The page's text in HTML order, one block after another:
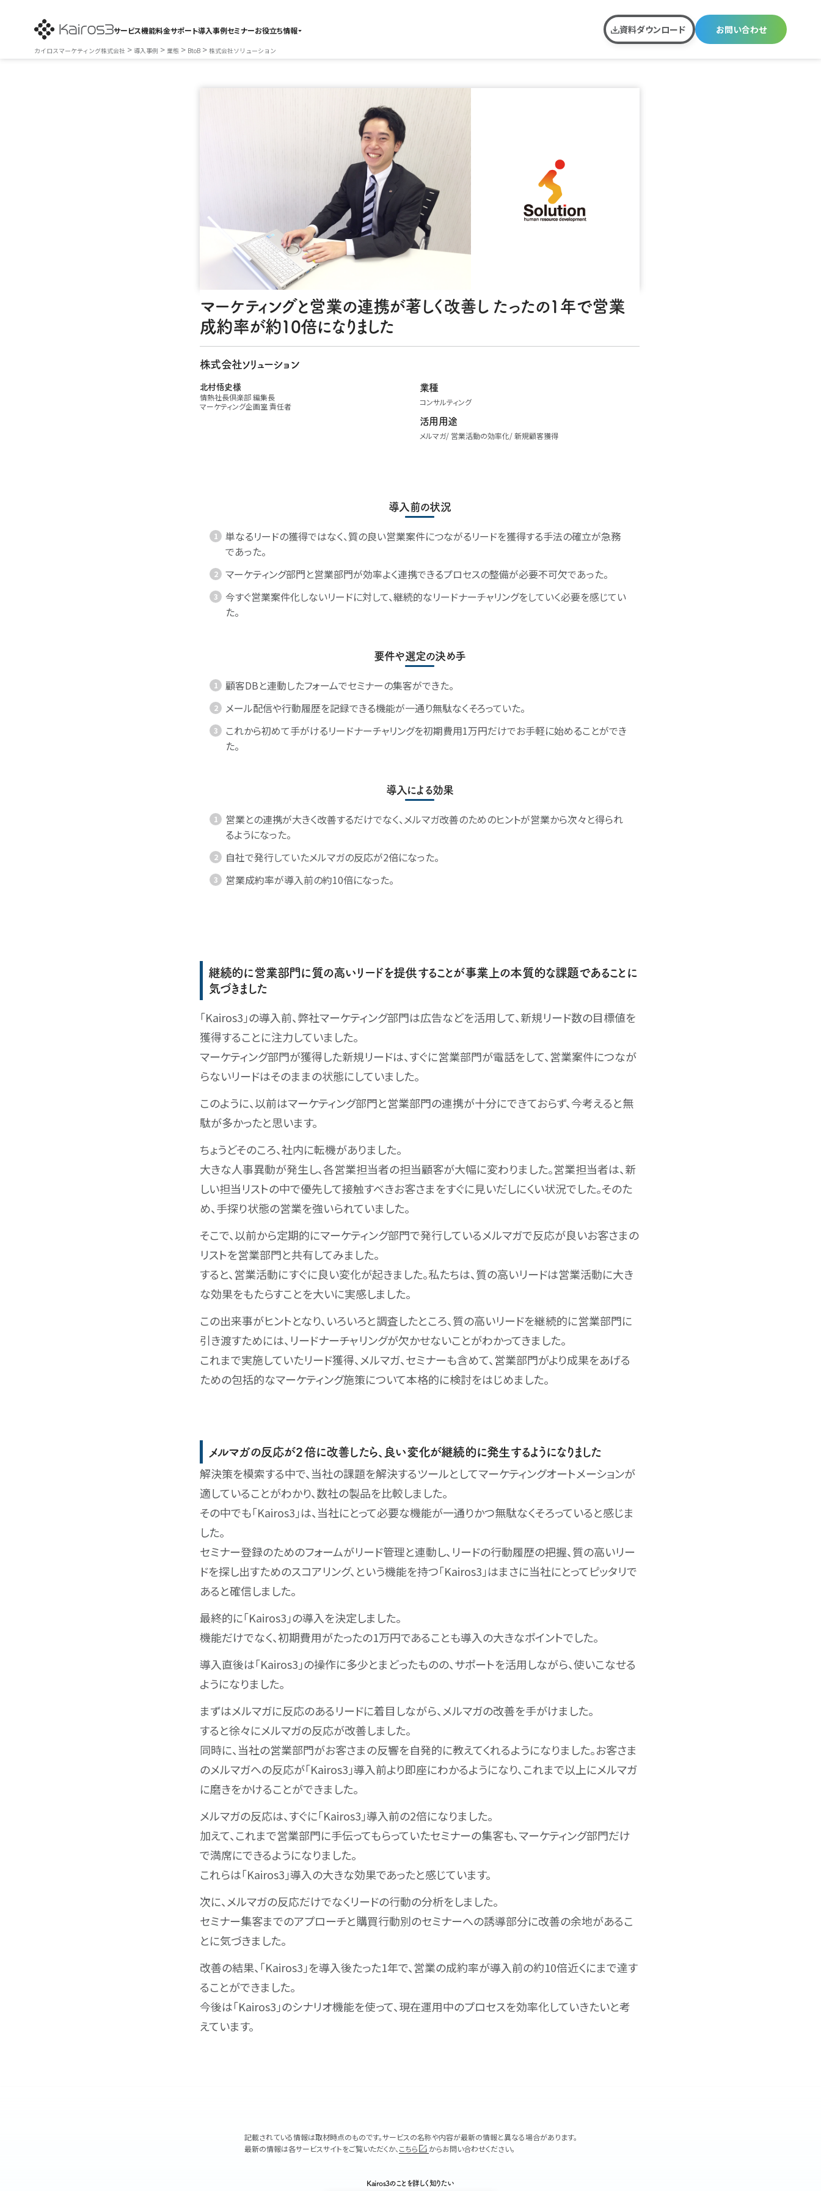
サービス機能料金サポート導入事例セミナーお役立ち情報 資料ダウンロード お問い合わせ
カイロスマーケティング株式会社 > 導入事例 > 業態 > BtoB > 株式会社ソリューション
マーケティングと営業の連携が著しく改善し たったの1年で営業
成約率が約10倍になりました
株式会社ソリューション
北村悟史様
情熱社長倶楽部 編集長
マーケティング企画室 責任者
業種
コンサルティング
活用用途
メルマガ 営業活動の効率化 新規顧客獲得
導入前の状況
単なるリードの獲得ではなく、質の良い営業案件につながるリードを獲得する手法の確立が急務
であった。
マーケティング部門と営業部門が効率よく連携できるプロセスの整備が必要不可欠であった。
今すぐ営業案件化しないリードに対して、継続的なリードナーチャリングをしていく必要を感じてい
た。
要件や選定の決め手
顧客DBと連動したフォームでセミナーの集客ができた。
メール配信や行動履歴を記録できる機能が一通り無駄なくそろっていた。
これから初めて手がけるリードナーチャリングを初期費用1万円だけでお手軽に始めることができ
た。
導入による効果
営業との連携が大きく改善するだけでなく、メルマガ改善のためのヒントが営業から次々と得られ
るようになった。
自社で発行していたメルマガの反応が2倍になった。
営業成約率が導入前の約10倍になった。
継続的に営業部門に質の高いリードを提供することが事業上の本質的な課題であることに
気づきました
｢Kairos3｣の導入前、弊社マーケティング部門は広告などを活用して、新規リード数の目標値を
獲得することに注力していました。
マーケティング部門が獲得した新規リードは、すぐに営業部門が電話をして、営業案件につなが
らないリードはそのままの状態にしていました。
このように、以前はマーケティング部門と営業部門の連携が十分にできておらず、今考えると無
駄が多かったと思います。
ちょうどそのころ、社内に転機がありました。
大きな人事異動が発生し、各営業担当者の担当顧客が大幅に変わりました。営業担当者は、新
しい担当リストの中で優先して接触すべきお客さまをすぐに見いだしにくい状況でした。そのた
め、手探り状態の営業を強いられていました。
そこで、以前から定期的にマーケティング部門で発行しているメルマガで反応が良いお客さまの
リストを営業部門と共有してみました。
すると、営業活動にすぐに良い変化が起きました。私たちは、質の高いリードは営業活動に大き
な効果をもたらすことを大いに実感しました。
この出来事がヒントとなり、いろいろと調査したところ、質の高いリードを継続的に営業部門に
引き渡すためには、リードナーチャリングが欠かせないことがわかってきました。
これまで実施していたリード獲得、メルマガ、セミナーも含めて、営業部門がより成果をあげる
ための包括的なマーケティング施策について本格的に検討をはじめました。
メルマガの反応が２倍に改善したら、良い変化が継続的に発生するようになりました
解決策を模索する中で、当社の課題を解決するツールとしてマーケティングオートメーションが
適していることがわかり、数社の製品を比較しました。
その中でも｢Kairos3｣は、当社にとって必要な機能が一通りかつ無駄なくそろっていると感じま
した。
セミナー登録のためのフォームがリード管理と連動し、リードの行動履歴の把握、質の高いリー
ドを探し出すためのスコアリング、という機能を持つ｢Kairos3｣はまさに当社にとってピッタリで
あると確信しました。
最終的に｢Kairos3｣の導入を決定しました。
機能だけでなく、初期費用がたったの1万円であることも導入の大きなポイントでした。
導入直後は｢Kairos3｣の操作に多少とまどったものの、サポートを活用しながら、使いこなせる
ようになりました。
まずはメルマガに反応のあるリードに着目しながら、メルマガの改善を手がけました。
すると徐々にメルマガの反応が改善しました。
同時に、当社の営業部門がお客さまの反響を自発的に教えてくれるようになりました。お客さま
のメルマガへの反応が｢Kairos3｣導入前より即座にわかるようになり、これまで以上にメルマガ
に磨きをかけることができました。
メルマガの反応は、すぐに｢Kairos3｣導入前の2倍になりました。
加えて、これまで営業部門に手伝ってもらっていたセミナーの集客も、マーケティング部門だけ
で満席にできるようになりました。
これらは｢Kairos3｣導入の大きな効果であったと感じています。
次に、メルマガの反応だけでなくリードの行動の分析をしました。
セミナー集客までのアプローチと購買行動別のセミナーへの誘導部分に改善の余地があるこ
とに気づきました。
改善の結果、｢Kairos3｣を導入後たった1年で、営業の成約率が導入前の約10倍近くにまで達す
ることができました。
今後は｢Kairos3｣のシナリオ機能を使って、現在運用中のプロセスを効率化していきたいと考
えています。
記載されている情報は取材時点のものです。サービスの名称や内容が最新の情報と異なる場合があります。
最新の情報は各サービスサイトをご覧いただくか、 こちら からお問い合わせください。
Kairos3のことを詳しく知りたい